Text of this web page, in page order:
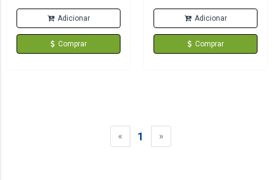
Adicionar
Comprar
Adicionar
Comprar
« 1 »